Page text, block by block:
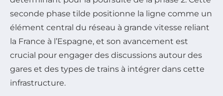
seconde phase tilde positionne la ligne comme un
élément central du réseau à grande vitesse reliant
la France à l’Espagne, et son avancement est
crucial pour engager des discussions autour des
gares et des types de trains à intégrer dans cette
infrastructure.